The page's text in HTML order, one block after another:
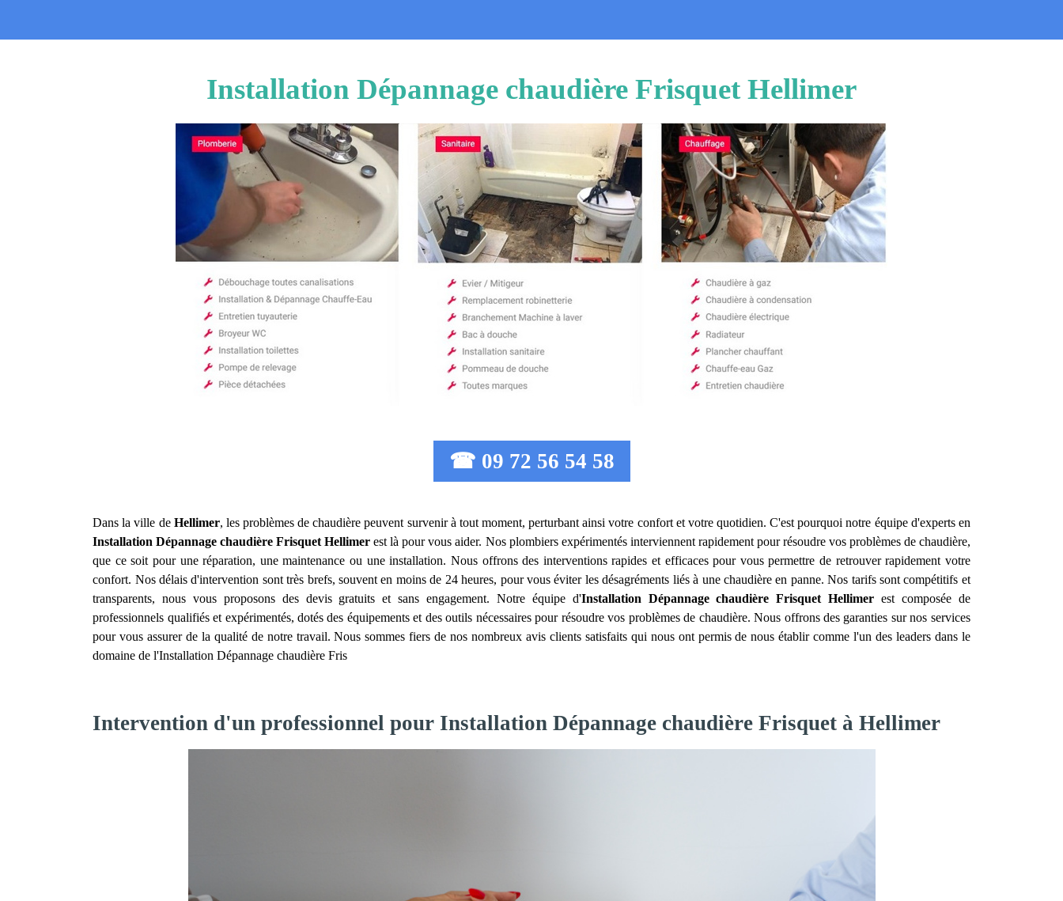
Installation Dépannage chaudière Frisquet Hellimer
☎ 09 72 56 54 58
Dans la ville de Hellimer, les problèmes de chaudière peuvent survenir à tout moment, perturbant ainsi votre confort et votre quotidien. C'est pourquoi notre équipe d'experts en
Installation Dépannage chaudière Frisquet Hellimer est là pour vous aider. Nos plombiers expérimentés interviennent rapidement pour résoudre vos problèmes de chaudière,
que ce soit pour une réparation, une maintenance ou une installation. Nous offrons des interventions rapides et efficaces pour vous permettre de retrouver rapidement votre
confort. Nos délais d'intervention sont très brefs, souvent en moins de 24 heures, pour vous éviter les désagréments liés à une chaudière en panne. Nos tarifs sont compétitifs et
transparents, nous vous proposons des devis gratuits et sans engagement. Notre équipe d'Installation Dépannage chaudière Frisquet Hellimer est composée de
professionnels qualifiés et expérimentés, dotés des équipements et des outils nécessaires pour résoudre vos problèmes de chaudière. Nous offrons des garanties sur nos services
pour vous assurer de la qualité de notre travail. Nous sommes fiers de nos nombreux avis clients satisfaits qui nous ont permis de nous établir comme l'un des leaders dans le
domaine de l'Installation Dépannage chaudière Fris
Intervention d'un professionnel pour Installation Dépannage chaudière Frisquet à Hellimer